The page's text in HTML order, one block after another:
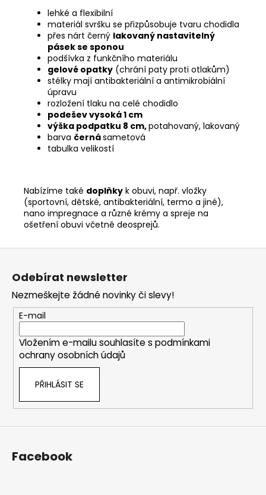
lehké a flexibilní
materiál svršku se přizpůsobuje tvaru chodidla
přes nárt černý lakovaný nastavitelný
pásek se sponou
podšívka z funkčního materiálu
gelové opatky (chrání paty proti otlakům)
stélky mají antibakteriální a antimikrobiální
úpravu
rozložení tlaku na celé chodidlo
podešev vysoká 1 cm
výška podpatku 8 cm,potahovaný, lakovaný
barva černásametová
tabulka velikostí
Nabízíme také doplňky k obuvi, např. vložky
(sportovní, dětské, antibakteriální, termo a jiné),
nano impregnace a různé krémy a spreje na
ošetření obuvi včetně deosprejů.
Z
Odebírat newsletter
Nezmeškejte žádné novinky či slevy!
E-mail
Vložením e-mailu souhlasíte s podmínkami
ochrany osobních údajů
PŘIHLÁSIT SE
Facebook